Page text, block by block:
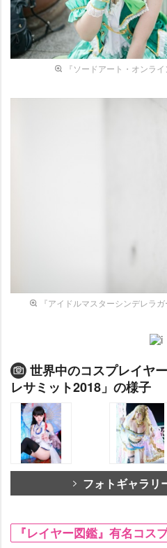
『ソードアート・オンラ
『アイドルマスターシンデレラ
世界中のコスプレイヤ
レサミット2018」の様子
フォトギャラリ
『レイヤー図鑑』有名コス